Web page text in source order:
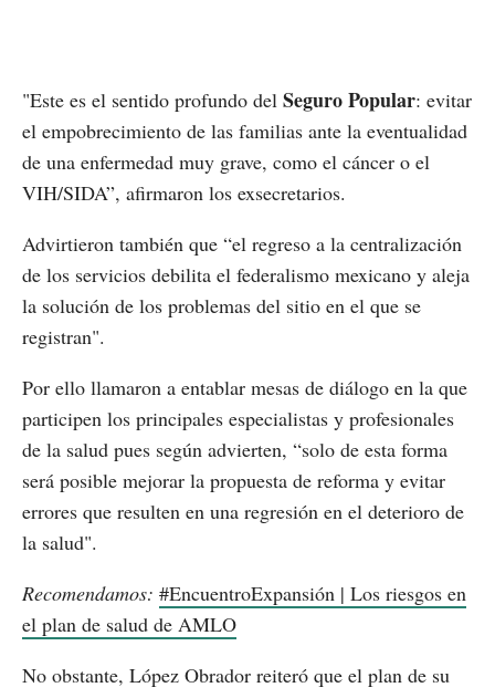
"Este es el sentido profundo del Seguro Popular: evitar
el empobrecimiento de las familias ante la eventualidad
de una enfermedad muy grave, como el cáncer o el
VIH/SIDA”, afirmaron los exsecretarios.
Advirtieron también que “el regreso a la centralización
de los servicios debilita el federalismo mexicano y aleja
la solución de los problemas del sitio en el que se
registran".
Por ello llamaron a entablar mesas de diálogo en la que
participen los principales especialistas y profesionales
de la salud pues según advierten, “solo de esta forma
será posible mejorar la propuesta de reforma y evitar
errores que resulten en una regresión en el deterioro de
la salud".
Recomendamos: #EncuentroExpansión | Los riesgos en
el plan de salud de AMLO
No obstante, López Obrador reiteró que el plan de su